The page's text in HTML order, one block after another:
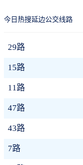
今日热搜延边公交线路
29路
15路
11路
47路
43路
7路